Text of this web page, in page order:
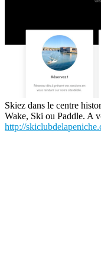
Skiez dans le centre
Wake, Ski ou Paddle. A
http://